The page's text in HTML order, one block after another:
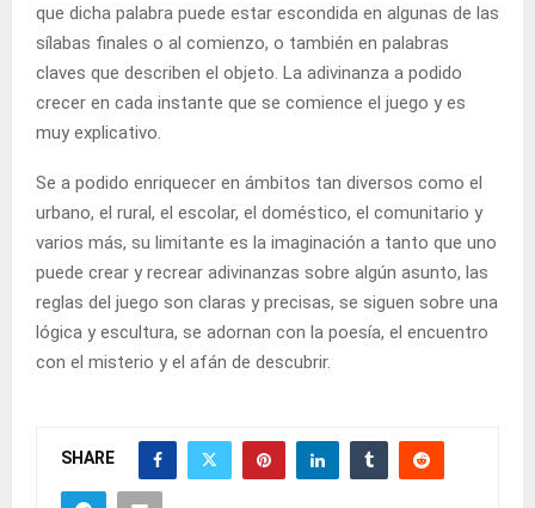
que dicha palabra puede estar escondida en algunas de las
sílabas finales o al comienzo, o también en palabras
claves que describen el objeto. La adivinanza a podido
crecer en cada instante que se comience el juego y es
muy explicativo.
Se a podido enriquecer en ámbitos tan diversos como el
urbano, el rural, el escolar, el doméstico, el comunitario y
varios más, su limitante es la imaginación a tanto que uno
puede crear y recrear adivinanzas sobre algún asunto, las
reglas del juego son claras y precisas, se siguen sobre una
lógica y escultura, se adornan con la poesía, el encuentro
con el misterio y el afán de descubrir.
SHARE